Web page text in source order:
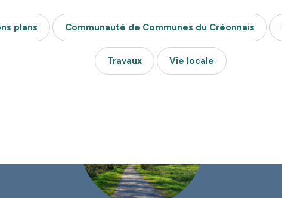
plans Communauté de Communes du Créonnais
Travaux Vie locale